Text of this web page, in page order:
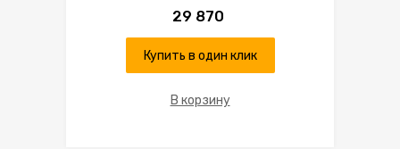
29 870
Купить в один клик
В корзину